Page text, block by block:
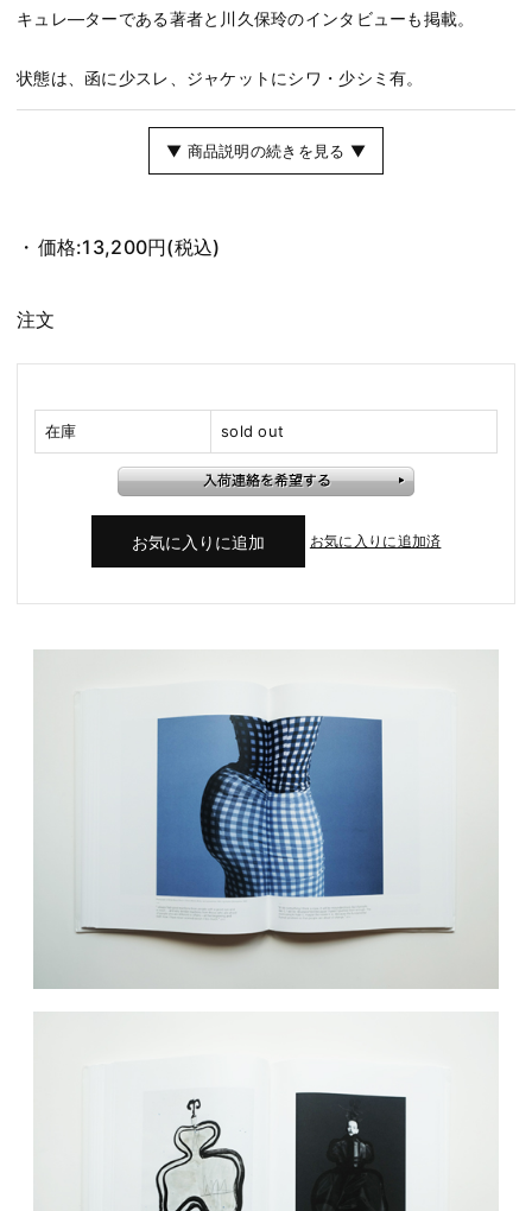
キュレ―ターである著者と川久保玲のインタビューも掲載。
状態は、函に少スレ、ジャケットにシワ・少シミ有。
▼ 商品説明の続きを見る ▼
価格:13,200円(税込)
注文
在庫 sold out
お気に入りに追加済